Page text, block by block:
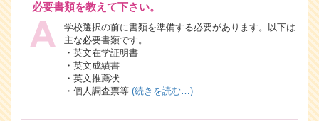
必要書類を教えて下さい。
学校選択の前に書類を準備する必要があります。以下は
主な必要書類です。
・英文在学証明書
・英文成績書
・英文推薦状
・個人調査票等 (続きを読む…)